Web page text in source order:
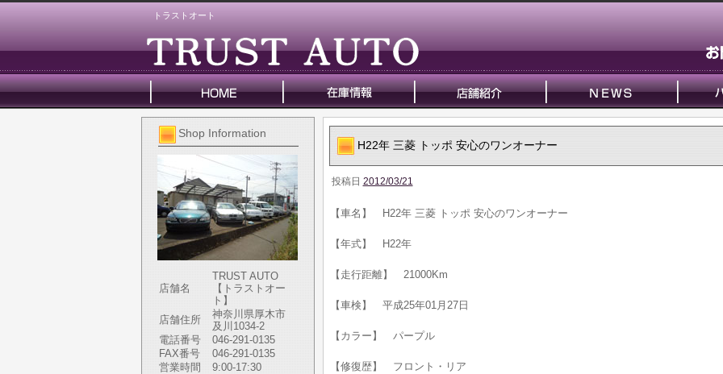
トラストオート
Shop Information
店舗名
TRUST AUTO
【トラストオー
ト】
店舗住所
神奈川県厚木市
及川1034-2
電話番号
046-291-0135
FAX番号
046-291-0135
営業時間
9:00-17:30
H22年 三菱 トッポ 安心のワンオーナー
投稿日 2012/03/21
【車名】 H22年 三菱 トッポ 安心のワンオーナー
【年式】 H22年
【走行距離】 21000Km
【車検】 平成25年01月27日
【カラー】 パープル
【修復歴】 フロント・リア